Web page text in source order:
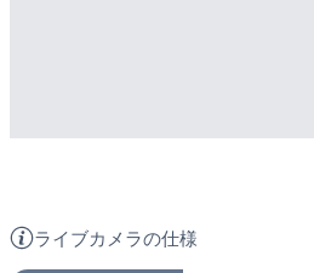
ライブカメラの仕様